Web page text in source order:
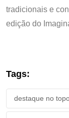
tradicionais e
edição do
Tags:
destaque no